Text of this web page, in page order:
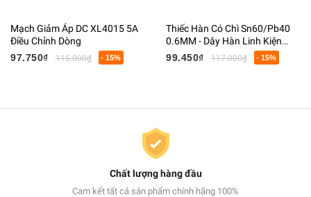
Mạch Giảm Áp DC XL4015 5A
Điều Chỉnh Dòng
97.750₫
115.000₫ - 15%
Thiếc Hàn Có Chì Sn60/Pb40
0.6MM - Dây Hàn Linh Kiện
Điện Tử Có Lõi Flux
99.450₫ 117.000₫ - 15%
Chất lượng hàng đầu
Cam kết tất cả sản phẩm chính hãng 100%